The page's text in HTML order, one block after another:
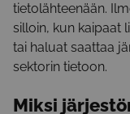
tietolähteenään.
silloin, kun kaipaat
tai haluat saattaa
sektorin tietoon.
Miksi